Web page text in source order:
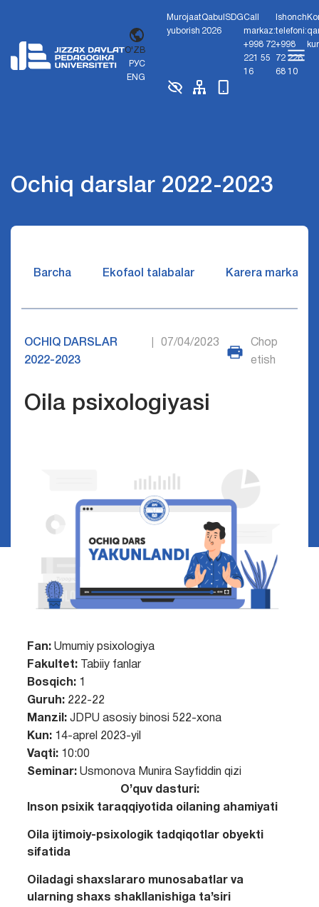
O'ZB
РУС
ENG
Murojaat
yuborish
Qabul
2026
SDGCall
markaz:
+998 72
221 55
16
Ishonch
telefoni:
+998
72 226
68 10
Ochiq darslar 2022-2023
Barcha Ekofaol talabalar Karera markazi
OCHIQ DARSLAR
2022-2023
07/04/2023
Chop
etish
Oila psixologiyasi
Fan: Umumiy psixologiya
Fakultet:Tabiiy fanlar
Bosqich:1
Guruh:222-22
Manzil:JDPU asosiy binosi 522-xona
Kun: 14-aprel 2023-yil
Vaqti:10:00
Seminar:Usmonova Munira Sayfiddin qizi
O’quv dasturi:
Inson psixik taraqqiyotida oilaning ahamiyati
Oila ijtimoiy-psixologik tadqiqotlar obyekti
sifatida
Oiladagi shaxslararo munosabatlar va
ularning shaxs shakllanishiga ta’siri